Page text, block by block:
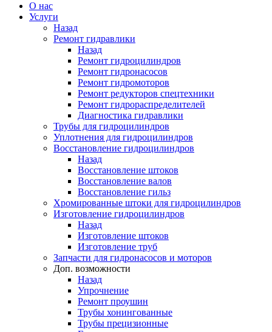
О нас
Услуги
Назад
Ремонт гидравлики
Назад
Ремонт гидроцилиндров
Ремонт гидронасосов
Ремонт гидромоторов
Ремонт редукторов спецтехники
Ремонт гидрораспределителей
Диагностика гидравлики
Трубы для гидроцилиндров
Уплотнения для гидроцилиндров
Восстановление гидроцилиндров
Назад
Восстановление штоков
Восстановление валов
Восстановление гильз
Хромированные штоки для гидроцилиндров
Изготовление гидроцилиндров
Назад
Изготовление штоков
Изготовление труб
Запчасти для гидронасосов и моторов
Доп. возможности
Назад
Упрочнение
Ремонт проушин
Трубы хонингованные
Трубы прецизионные